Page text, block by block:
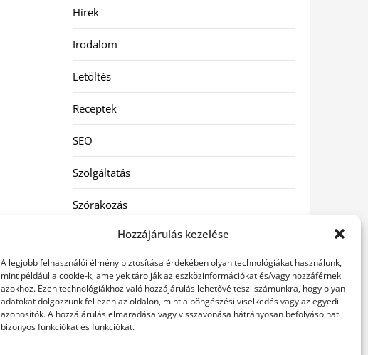
Hozzájárulás kezelése
A legjobb felhasználói élmény biztosítása érdekében olyan technológiákat használunk,
mint például a cookie-k, amelyek tárolják az eszközinformációkat és/vagy hozzáférnek
azokhoz. Ezen technológiákhoz való hozzájárulás lehetővé teszi számunkra, hogy olyan
adatokat dolgozzunk fel ezen az oldalon, mint a böngészési viselkedés vagy az egyedi
azonosítók. A hozzájárulás elmaradása vagy visszavonása hátrányosan befolyásolhat
bizonyos funkciókat és funkciókat.
Hírek
Irodalom
Letöltés
Receptek
SEO
Szolgáltatás
Szórakozás
Vásárlás-Eladás
Webáruház